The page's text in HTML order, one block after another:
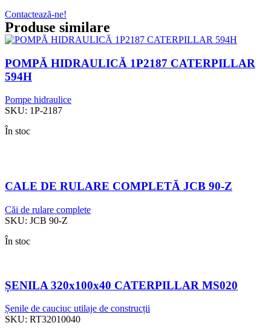
Contactează-ne!
Produse similare
POMPĂ HIDRAULICĂ 1P2187 CATERPILLAR
594H
Pompe hidraulice
SKU: 1P-2187
În stoc
CALE DE RULARE COMPLETĂ JCB 90-Z
Căi de rulare complete
SKU: JCB 90-Z
În stoc
ȘENILA 320x100x40 CATERPILLAR MS020
Șenile de cauciuc utilaje de construcții
SKU: RT32010040